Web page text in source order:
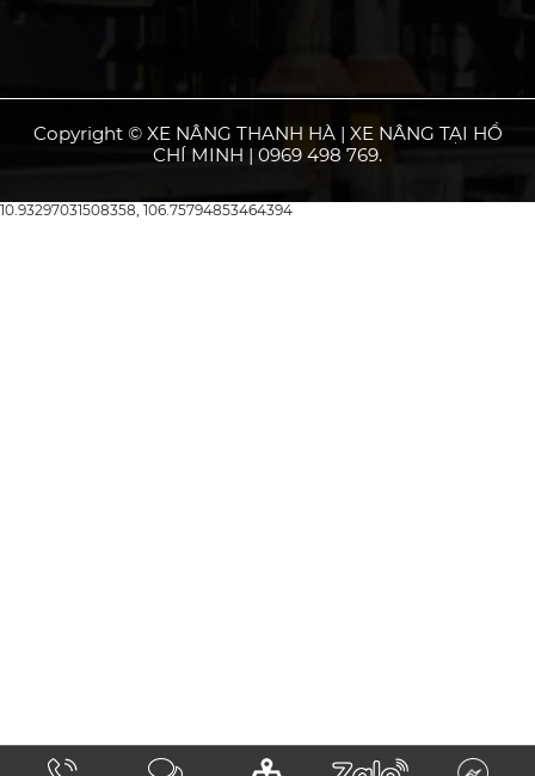
Copyright © XE NÂNG THANH HÀ | XE NÂNG TẠI HỒ
CHÍ MINH | 0969 498 769.
10.93297031508358, 106.75794853464394